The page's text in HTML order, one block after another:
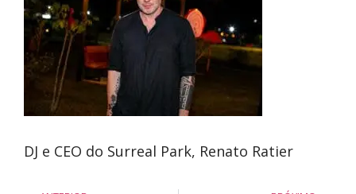
DJ e CEO do Surreal Park, Renato Ratier